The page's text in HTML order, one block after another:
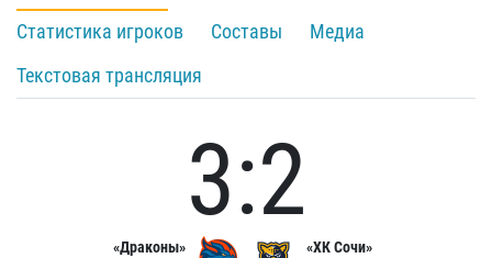
Статистика игроков
Составы
Медиа
Текстовая трансляция
«Драконы»
3:2
«ХК Сочи»